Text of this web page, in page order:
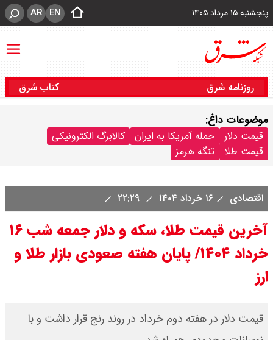
پنجشنبه ۱۵ مرداد ۱۴۰۵ EN
AR
روزنامه شرق کتاب شرق
موضوعات داغ:
قیمت دلار حمله آمریکا به ایران
کالابرگ الکترونیکی
قیمت طلا
تنگه هرمز
اقتصادی ۱۶ خرداد ۱۴۰۴
آخرین قیمت طلا، سکه و دلار جمعه شب ۱۶
خرداد ۱۴۰۴/ پایان هفته صعودی بازار طلا و
ارز
قیمت دلار در هفته دوم خرداد در روند رنج قرار داشت و با